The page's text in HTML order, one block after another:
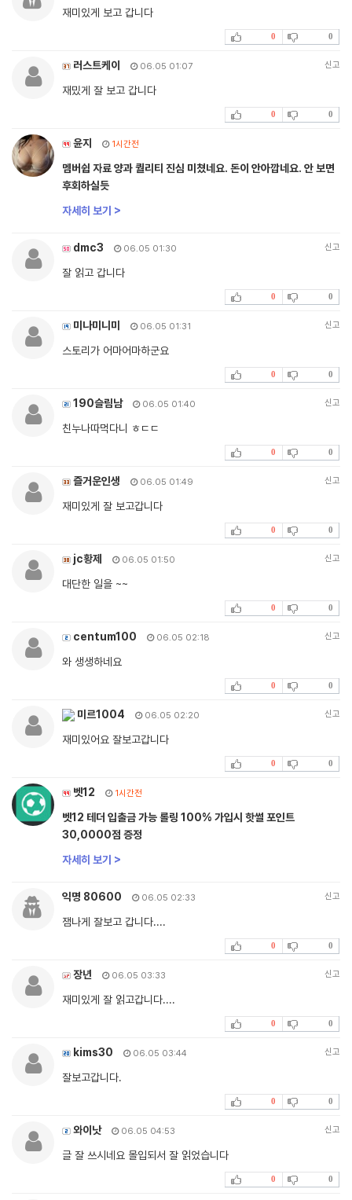
재미있게 보고 갑니다
0 0
러스트케이 06.05 01:07 신고
재밌게 잘 보고 갑니다
0 0
윤지 1시간전
멤버쉽 자료 양과 퀄리티 진심 미쳤네요. 돈이 안아깝네요. 안 보면
후회하실듯
자세히 보기 >
dmc3 06.05 01:30 신고
잘 읽고 갑니다
0 0
미나미니미 06.05 01:31 신고
스토리가 어마어마하군요
0 0
190슬림남 06.05 01:40 신고
친누나따먹다니 ㅎㄷㄷ
0 0
즐거운인생 06.05 01:49 신고
재미있게 잘 보고갑니다
0 0
jc황제 06.05 01:50 신고
대단한 일을 ~~
0 0
centum100 06.05 02:18 신고
와 생생하네요
0 0
미르1004 06.05 02:20 신고
재미있어요 잘보고갑니다
0 0
벳12 1시간전
벳12 테더 입출금 가능 롤링 100% 가입시 핫썰 포인트
30,0000점 증정
자세히 보기 >
익명 80600 06.05 02:33 신고
잼나게 잘보고 갑니다....
0 0
장년 06.05 03:33 신고
재미있게 잘 읽고갑니다....
0 0
kims30 06.05 03:44 신고
잘보고갑니다.
0 0
와이낫 06.05 04:53 신고
글 잘 쓰시네요 몰입되서 잘 읽었습니다
0 0